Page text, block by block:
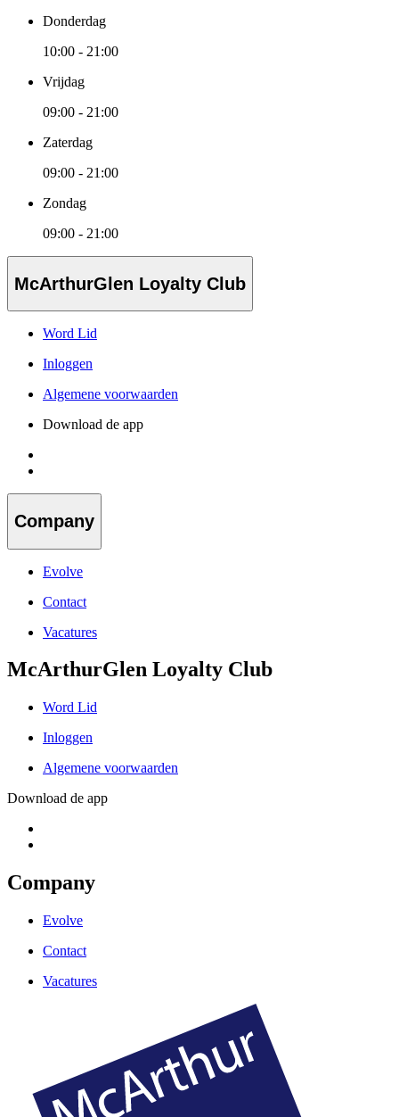
Donderdag
10:00 - 21:00
Vrijdag
09:00 - 21:00
Zaterdag
09:00 - 21:00
Zondag
09:00 - 21:00
McArthurGlen Loyalty Club
Word Lid
Inloggen
Algemene voorwaarden
Download de app
Company
Evolve
Contact
Vacatures
McArthurGlen Loyalty Club
Word Lid
Inloggen
Algemene voorwaarden
Download de app
Company
Evolve
Contact
Vacatures